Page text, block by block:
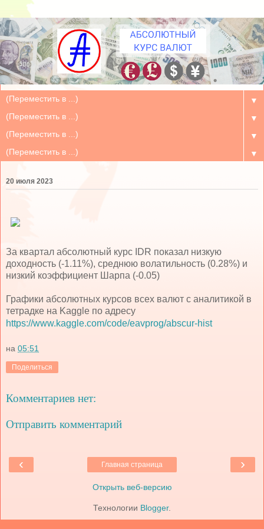
▼
▼
▼
▼
20 июля 2023
За квартал абсолютный курс IDR показал низкую
доходность (-1.11%), среднюю волатильность (0.28%) и
низкий коэффициент Шарпа (-0.05)
Графики абсолютных курсов всех валют с аналитикой в
тетрадке на Kaggle по адресу
https://www.kaggle.com/code/eavprog/abscur-hist
на 05:51
Поделиться
Комментариев нет:
Отправить комментарий
‹ ›
Главная страница
Открыть веб-версию
Технологии Blogger.